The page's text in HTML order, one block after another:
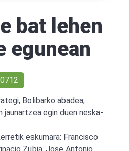
bat lehen
egunean
Bolibarko abadea,
jaunartzea egin duen neska-
eskumara: Francisco